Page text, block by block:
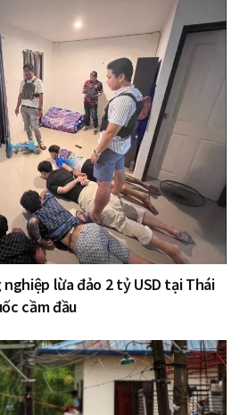
nghiệp lừa đảo 2 tỷ USD tại Thái
cầm đầu